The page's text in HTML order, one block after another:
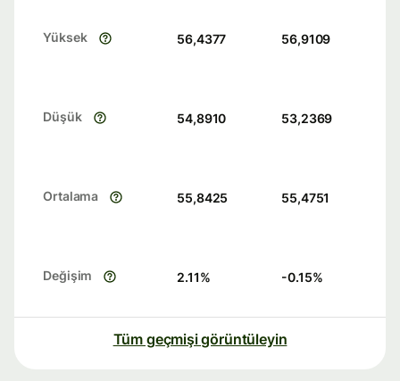
Yüksek 56,4377 56,9109
Düşük 54,8910 53,2369
Ortalama 55,8425 55,4751
Değişim 2.11% -0.15%
Tüm geçmişi görüntüleyin